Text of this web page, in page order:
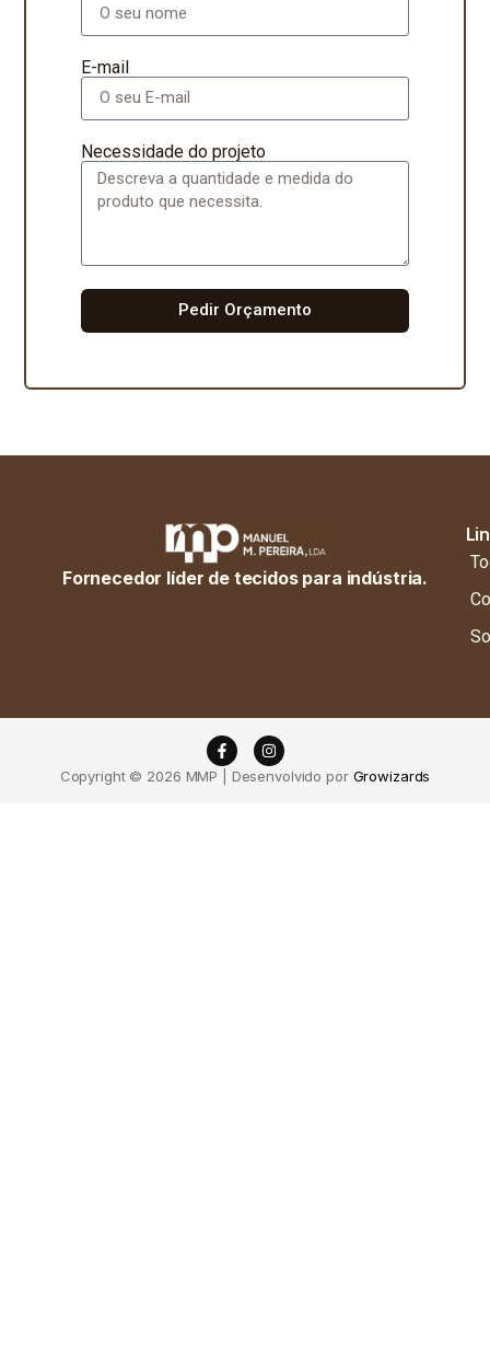
E-mail
Necessidade do projeto
Pedir Orçamento
Fornecedor líder de tecidos para indústria.
Copyright © 2026 MMP | Desenvolvido por Growizards